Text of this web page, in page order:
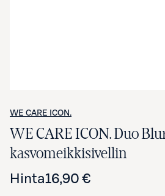
WE CARE ICON.
WE CARE ICON. Duo
kasvomeikkisivellin
Hinta16,90 €